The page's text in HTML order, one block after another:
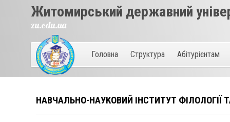
Житомирський державний
zu.edu.ua
Головна Структура Абітурієнтам
НАВЧАЛЬНО-НАУКОВИЙ ІНСТИТУТ ФІЛОЛОГІЇ